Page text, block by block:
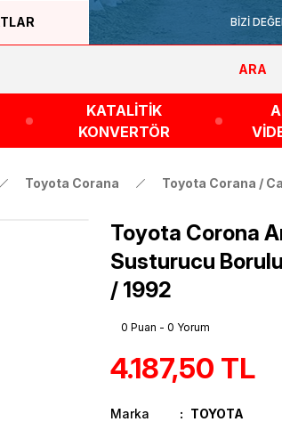
BİZİ
ARA
KATALİTİK
KONVERTÖR
Toyota Corana Toyota Corana /
Toyota Corona
Susturucu
/ 1992
0 Puan - 0 Yorum
4.187,50 TL
Marka TOYOTA